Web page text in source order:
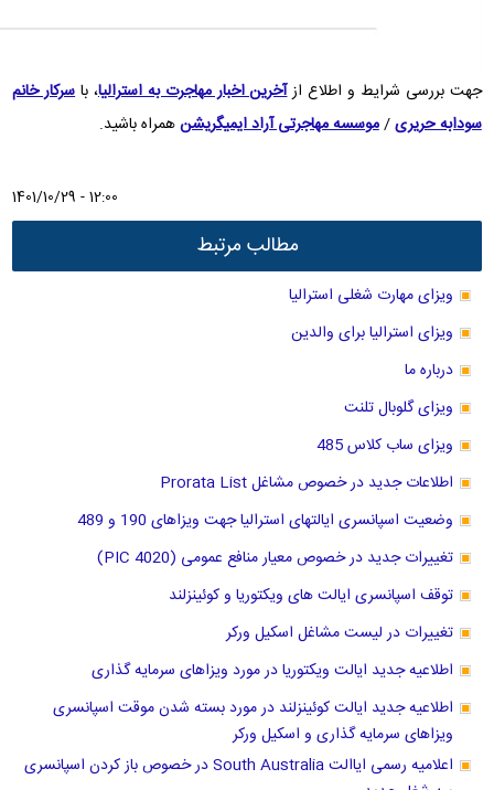
جهت بررسی شرایط و اطلاع ازآخرین اخبار مهاجرت به استرالیا، باسرکار خانم
سودابه حریری/موسسه مهاجرتی آراد ایمیگریشنهمراه باشید.
1401/10/29 - 12:00
مطالب مرتبط
ویزای مهارت شغلی استرالیا
ویزای استرالیا برای والدین
درباره ما
ویزای گلوبال تلنت
ویزای ساب کلاس 485
اطلاعات جدید در خصوص مشاغل Prorata List
وضعیت اسپانسری ایالتهای استرالیا جهت ویزاهای 190 و 489
تغییرات جدید در خصوص معیار منافع عمومی (PIC 4020)
توقف اسپانسری ایالت های ویکتوریا و کوئینزلند
تغییرات در لیست مشاغل اسکیل ورکر
اطلاعیه جدید ایالت ویکتوریا در مورد ویزاهای سرمایه گذاری
اطلاعیه جدید ایالت کوئینزلند در مورد بسته شدن موقت اسپانسری
ویزاهای سرمایه گذاری و اسکیل ورکر
اعلامیه رسمی ایاالت South Australia در خصوص باز کردن اسپانسری